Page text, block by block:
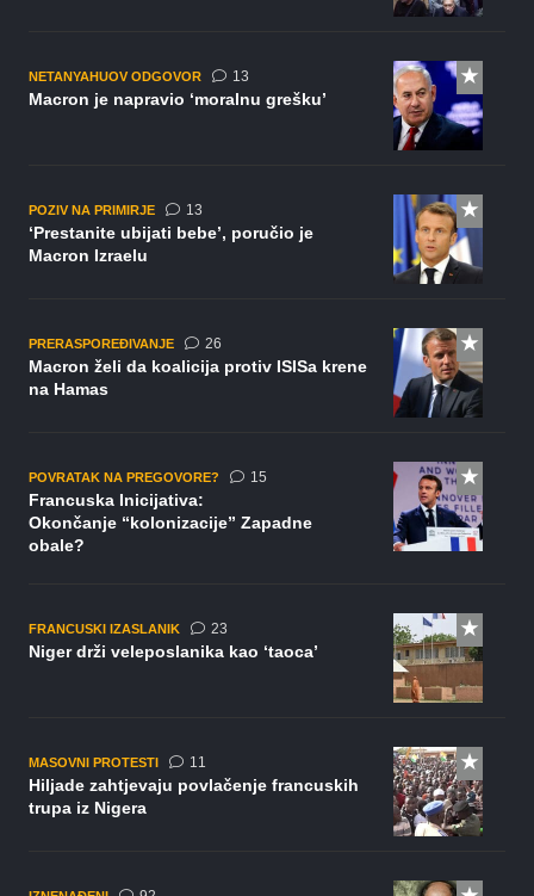
NETANYAHUOV ODGOVOR 13komentara
Macron je napravio ‘moralnu grešku’
POZIV NA PRIMIRJE 13komentara
‘Prestanite ubijati bebe’, poručio je
Macron Izraelu
PRERASPOREĐIVANJE 26komentara
Macron želi da koalicija protiv ISISa krene
na Hamas
POVRATAK NA PREGOVORE? 15komentara
Francuska Inicijativa:
Okončanje “kolonizacije” Zapadne
obale?
FRANCUSKI IZASLANIK 23komentara
Niger drži veleposlanika kao ‘taoca’
MASOVNI PROTESTI 11
Hiljade zahtjevaju povlačenje francuskih
trupa iz Nigera